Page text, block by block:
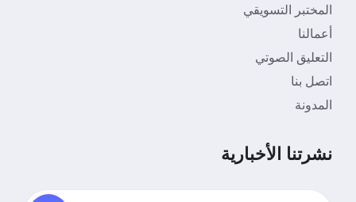
المختبر التسويقي
أعمالنا
التعليق الصوتي
اتصل بنا
المدونة
نشرتنا الأخبارية